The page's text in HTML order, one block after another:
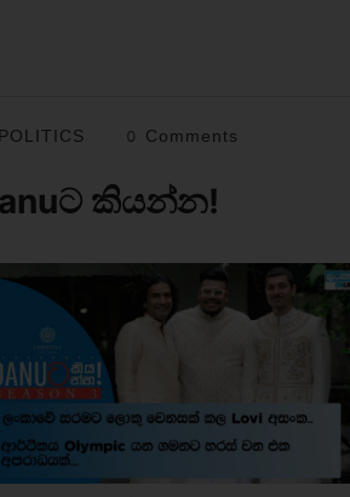
POLITICS 0 Comments